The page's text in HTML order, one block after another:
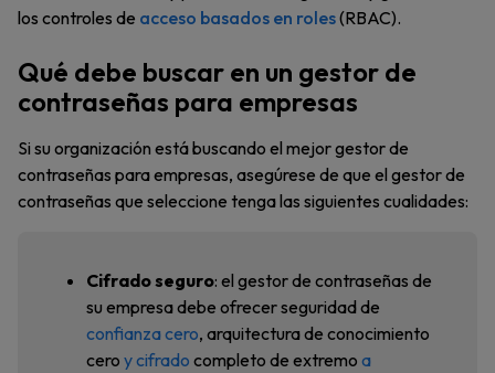
los controles de acceso basados en roles(RBAC).
Qué debe buscar en un gestor de
contraseñas para empresas
Si su organización está buscando el mejor gestor de
contraseñas para empresas, asegúrese de que el gestor de
contraseñas que seleccione tenga las siguientes cualidades:
Cifrado seguro: el gestor de contraseñas de
su empresa debe ofrecer seguridad de
confianza cero, arquitectura de conocimiento
cero y cifrado completo de extremo a